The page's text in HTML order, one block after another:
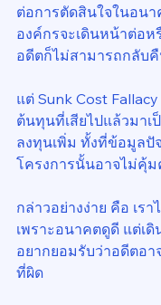
ต่อการตัดสินใจในอนา
องค์กรจะเดินหน้าต่อ
อดีตก็ไม่สามารถกลับ
แต่ Sunk Cost
ต้นทุนที่เสียไปแล้วมาเ
ลงทุนเพิ่ม ทั้งที่ข้อมูลปั
โครงการนั้นอาจไม่คุ้
กล่าวอย่างง่าย คือ เร
เพราะอนาคตดูดี แต่เ
อยากยอมรับว่าอดีตอา
ที่ผิด